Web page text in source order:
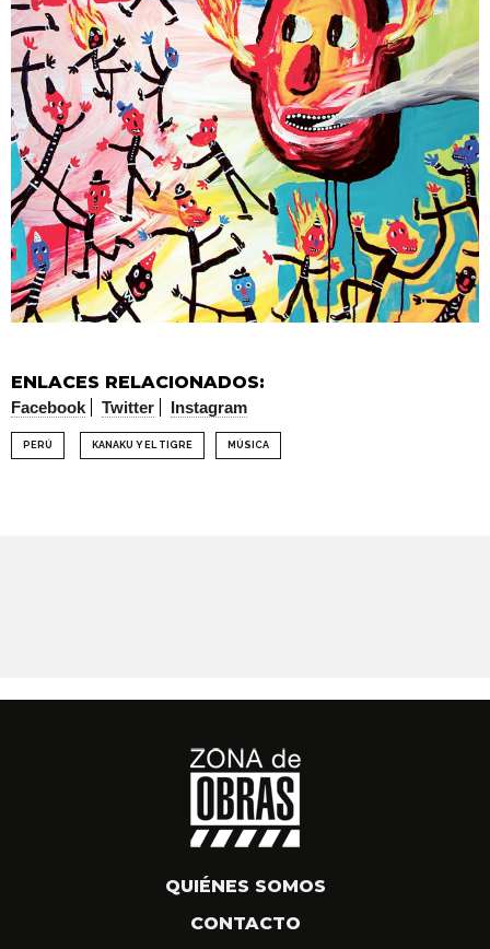
ENLACES RELACIONADOS:
Facebook Twitter Instagram
PERÚ KANAKU Y EL TIGRE MÚSICA
QUIÉNES SOMOS
CONTACTO